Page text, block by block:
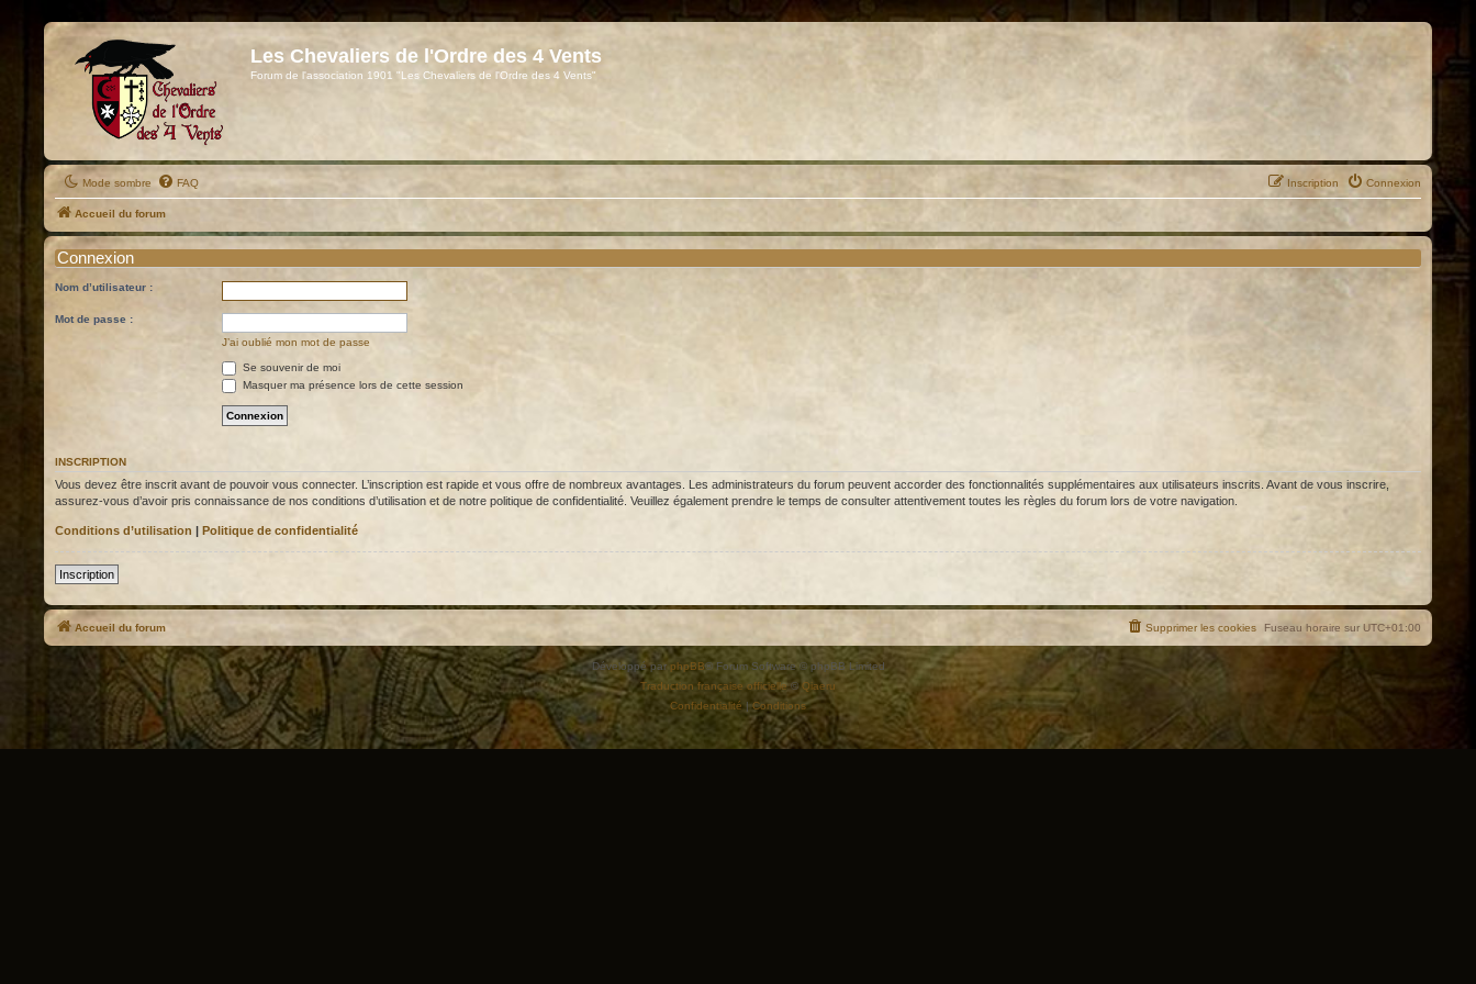
Les Chevaliers de l'Ordre des 4 Vents
Forum de l'association 1901 "Les Chevaliers de l'Ordre des 4 Vents"
Mode sombre FAQ Connexion
Inscription
Accueil du forum
Connexion
Nom d’utilisateur :
Mot de passe :
J’ai oublié mon mot de passe
Se souvenir de moi
Masquer ma présence lors de cette session
INSCRIPTION
Vous devez être inscrit avant de pouvoir vous connecter. L’inscription est rapide et vous offre de nombreux avantages. Les administrateurs du forum peuvent accorder des fonctionnalités supplémentaires aux utilisateurs inscrits. Avant de vous inscrire,
assurez-vous d’avoir pris connaissance de nos conditions d’utilisation et de notre politique de confidentialité. Veuillez également prendre le temps de consulter attentivement toutes les règles du forum lors de votre navigation.
Conditions d’utilisation | Politique de confidentialité
Inscription
Accueil du forum Fuseau horaire sur UTC+01:00
Supprimer les cookies
Développé par phpBB® Forum Software © phpBB Limited
Traduction française officielle© Qiaeru
Confidentialité |Conditions